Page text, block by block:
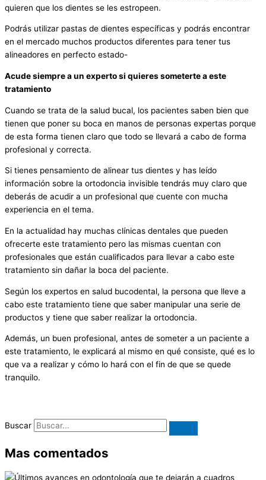
quieren que los dientes se les estropeen.
Podrás utilizar pastas de dientes específicas y podrás encontrar
en el mercado muchos productos diferentes para tener tus
alineadores en perfecto estado-
Acude siempre a un experto si quieres someterte a este
tratamiento
Cuando se trata de la salud bucal, los pacientes saben bien que
tienen que poner su boca en manos de personas expertas porque
de esta forma tienen claro que todo se llevará a cabo de forma
profesional y correcta.
Si tienes pensamiento de alinear tus dientes y has leído
información sobre la ortodoncia invisible tendrás muy claro que
deberás de acudir a un profesional que cuente con mucha
experiencia en el tema.
En la actualidad hay muchas clínicas dentales que pueden
ofrecerte este tratamiento pero las mismas cuentan con
profesionales que están cualificados para llevar a cabo este
tratamiento sin dañar la boca del paciente.
Según los expertos en salud bucodental, la persona que lleve a
cabo este tratamiento tiene que saber manipular una serie de
productos y tiene que saber realizar la ortodoncia.
Además, un buen profesional, antes de someter a un paciente a
este tratamiento, le explicará al mismo en qué consiste, qué es lo
que va a realizar y cómo lo hará con el fin de que se quede
tranquilo.
Buscar
Mas comentados